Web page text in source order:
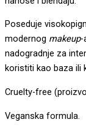
Poseduje
modernog makeup-
nadogradnje za
koristiti kao baza ili
Cruelty-free
Veganska formula.